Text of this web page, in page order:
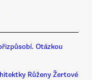
Otázkou
Růženy Žertové